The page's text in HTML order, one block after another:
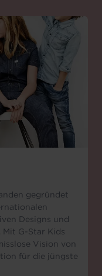
gegründet
Designs und
G-Star Kids
Vision von
für die jüngste